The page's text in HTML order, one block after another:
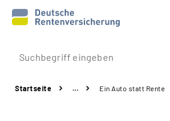
Prävention
Startseite … Ein Auto statt Rente